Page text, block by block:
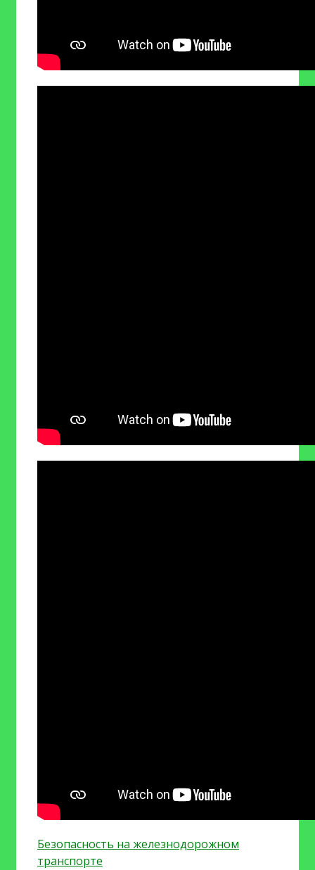
Безопасность на железнодорожном
транспорте